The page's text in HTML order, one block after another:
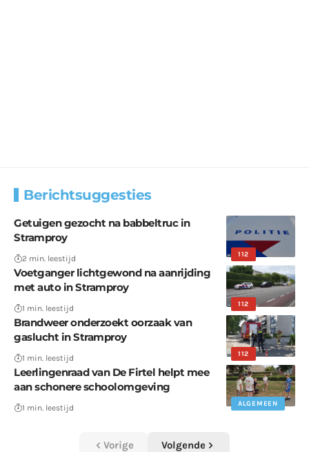
Berichtsuggesties
112
Getuigen gezocht na babbeltruc in
Stramproy
2 min. leestijd
112
Voetganger lichtgewond na aanrijding
met auto in Stramproy
1 min. leestijd
112
Brandweer onderzoekt oorzaak van
gaslucht in Stramproy
1 min. leestijd
ALGEMEEN
Leerlingenraad van De Firtel helpt mee
aan schonere schoolomgeving
1 min. leestijd
Vorige Volgende